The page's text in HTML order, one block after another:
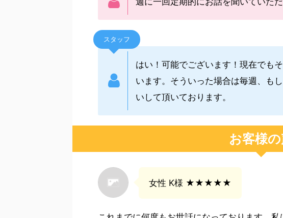
スタッフ
はい！可能でございます！現在でも
います。そういった場合は毎週、も
いして頂いております。
お客様
女性 K様 ★★★★★